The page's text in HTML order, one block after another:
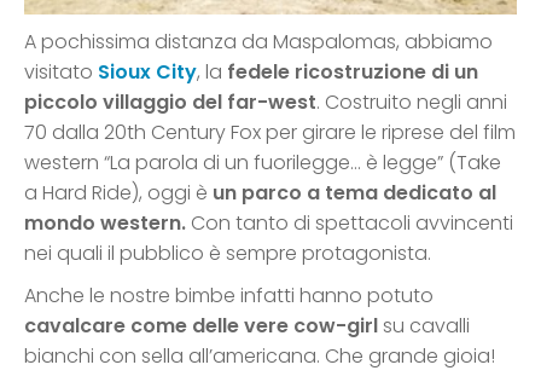
A pochissima distanza da Maspalomas, abbiamo
visitato Sioux City, la fedele ricostruzione di un
piccolo villaggio del far-west. Costruito negli anni
70 dalla 20th Century Fox per girare le riprese del film
western “La parola di un fuorilegge… è legge” (Take
a Hard Ride), oggi è un parco a tema dedicato al
mondo western. Con tanto di spettacoli avvincenti
nei quali il pubblico è sempre protagonista.
Anche le nostre bimbe infatti hanno potuto
cavalcare come delle vere cow-girlsu cavalli
bianchi con sella all’americana. Che grande gioia!